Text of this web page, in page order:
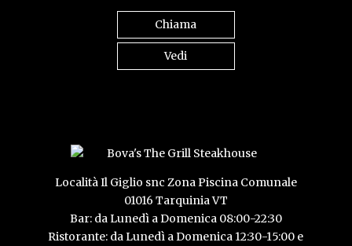
Chiama
Vedi
Località Il Giglio snc Zona Piscina Comunale
01016 Tarquinia VT
Bar: da Lunedì a Domenica 08:00-22:30
Ristorante: da Lunedì a Domenica 12:30-15:00 e